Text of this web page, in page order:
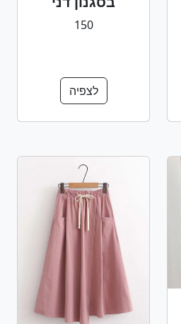
150
לצפיה